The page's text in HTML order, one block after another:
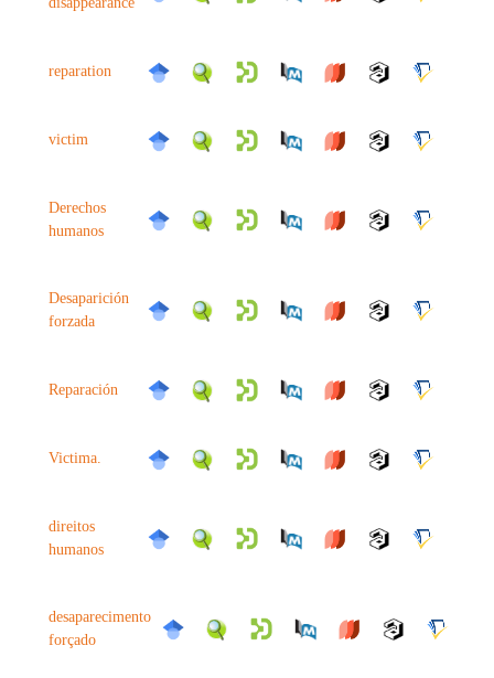
reparation
victim
Derechos
humanos
Desaparición
forzada
Reparación
Victima.
direitos
humanos
desaparecimento
forçado